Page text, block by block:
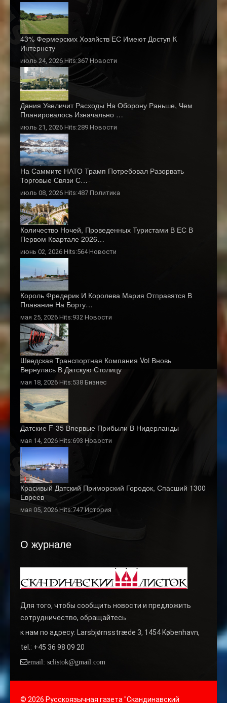
43% Фермерских Хозяйств ЕС Имеют Доступ К
Интернету
июль 24, 2026 Hits:367 Новости
Дания Увеличит Расходы На Оборону Раньше, Чем
Планировалось Изначально …
июль 21, 2026 Hits:289 Новости
На Саммите НАТО Трамп Потребовал Разорвать
Торговые Связи С…
июль 08, 2026 Hits:487 Политика
Количество Ночей, Проведенных Туристами В ЕС В
Первом Квартале 2026…
июнь 02, 2026 Hits:564Новости
Король Фредерик И Королева Мария Отправятся В
Плавание На Борту…
мая 25, 2026 Hits:932 Новости
Шведская Транспортная Компания Voi Вновь
Вернулась В Датскую Столицу
мая 18, 2026 Hits:538 Бизнес
Датские F-35 Впервые Прибыли В Нидерланды
мая 14, 2026 Hits:693 Новости
Красивый Датский Приморский Городок, Спасший 1300
Евреев
мая 05, 2026 Hits:747 История
О журнале
Для того, чтобы сообщить новости и предложить
сотрудничество, обращайтесь
к нам по адресу: Larsbjørnsstræde 3, 1454 København,
tel.: +45 36 98 09 20
email: sclistok@gmail.com
© 2026 Русскоязычная газета "Скандинавский